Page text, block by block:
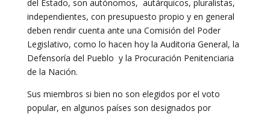
del Estado, son autónomos, autárquicos, pluralistas,
independientes, con presupuesto propio y en general
deben rendir cuenta ante una Comisión del Poder
Legislativo, como lo hacen hoy la Auditoria General, la
Defensoría del Pueblo y la Procuración Penitenciaria
de la Nación.
Sus miembros si bien no son elegidos por el voto
popular, en algunos países son designados por